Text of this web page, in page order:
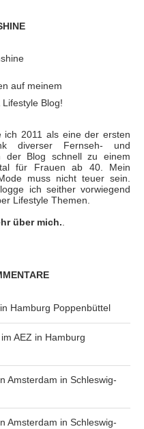
auf meinem
Blog!
ich 2011 als eine der ersten
diverser Fernseh- und
der Blog schnell zu einem
für Frauen ab 40. Mein
muss nicht teuer sein.
ich seither vorwiegend
Lifestyle Themen.
über mich..
Hamburg Poppenbüttel
AEZ in Hamburg
Amsterdam in Schleswig-
Amsterdam in Schleswig-